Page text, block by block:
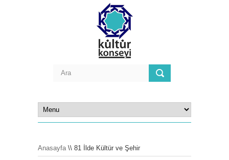
Anasayfa\\ 81 İlde Kültür ve Şehir